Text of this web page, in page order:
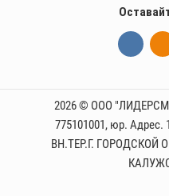
2026 © ООО
775101001, юр.
ВН.ТЕР.Г. ГОРОДСКОЙ